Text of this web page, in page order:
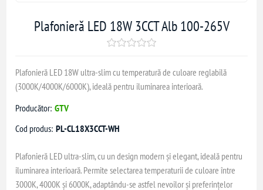
Plafonieră LED 18W 3CCT Alb 100-265V
Plafonieră LED 18W ultra-slim cu temperatură de culoare reglabilă
(3000K/4000K/6000K), ideală pentru iluminarea interioară.
Producător: GTV
Cod produs: PL-CL18X3CCT-WH
Plafonieră LED ultra-slim, cu un design modern și elegant, ideală pentru
iluminarea interioară. Permite selectarea temperaturii de culoare între
3000K, 4000K și 6000K, adaptându-se astfel nevoilor și preferințelor